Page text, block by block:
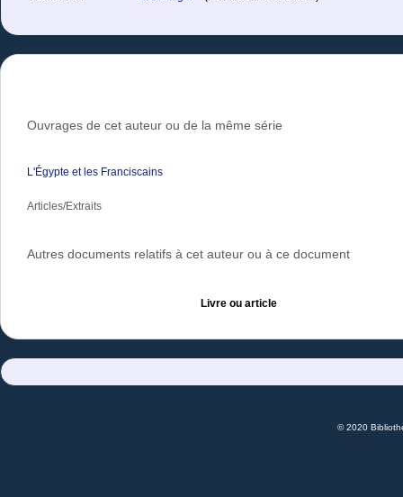
Ouvrages de cet auteur ou de la même série
L'Égypte et les Franciscains
Articles/Extraits
Autres documents relatifs à cet auteur ou à ce document
Livre ou article
© 2020